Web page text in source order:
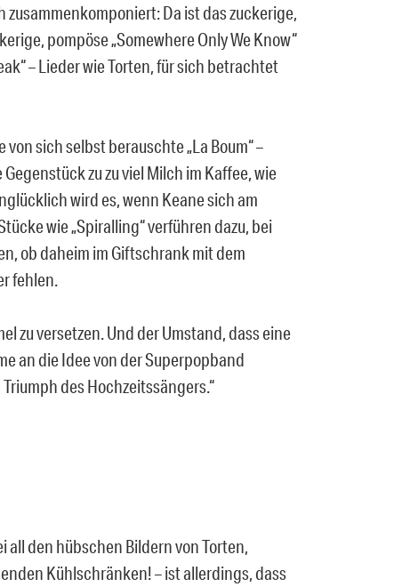
Da ist das zuckerige,
pompöse „Somewhere Only We Know“
– Lieder wie Torten, für sich betrachtet
sich selbst berauschte „La Boum“ –
zu zu viel Milch im Kaffee, wie
wird es, wenn Keane sich am
wie „Spiralling“ verführen dazu, bei
ob daheim im Giftschrank mit dem
fehlen.
zu versetzen. Und der Umstand, dass eine
an die Idee von der Superpopband
des Hochzeitssängers.“
all den hübschen Bildern von Torten,
Kühlschränken! – ist allerdings, dass